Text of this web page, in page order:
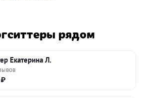
рядом
Екатерина Л.
₽